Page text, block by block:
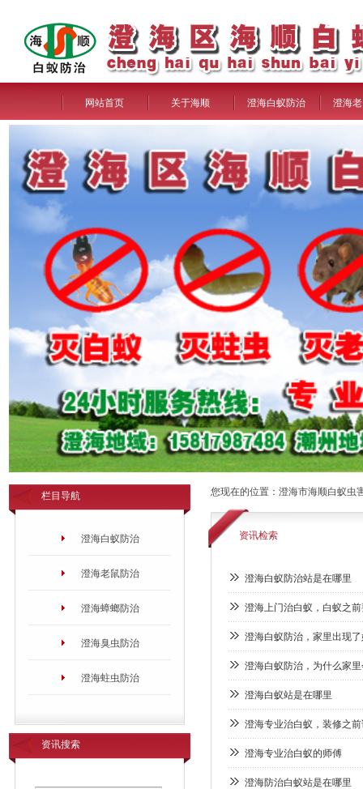
网站首页 关于海顺 澄海白蚁防治 澄海
栏目导航
澄海白蚁防治
澄海老鼠防治
澄海蟑螂防治
澄海臭虫防治
澄海蛀虫防治
资讯搜索
您现在的位置： 澄海市海顺白蚁虫
资讯检索
澄海白蚁防治站是在哪里
澄海上门治白蚁，白蚁之
澄海白蚁防治，家里出现
澄海白蚁防治，为什么家
澄海白蚁站是在哪里
澄海专业治白蚁，装修之
澄海专业治白蚁的师傅
澄海防治白蚁站是在哪里